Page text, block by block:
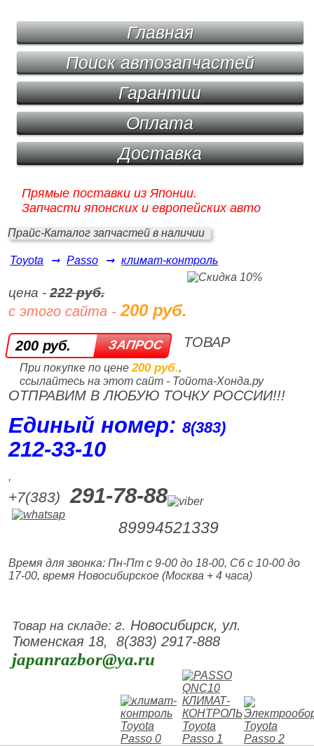
Главная
Поиск автозапчастей
Гарантии
Оплата
Доставка
Прямые поставки из Японии.
Запчасти японских и европейских авто
Прайс-Каталог запчастей в наличии
Toyota ➞ Passo ➞ климат-контроль
цена -222 руб.
с этого сайта -200 руб.
200 руб.
При покупке по цене 200 руб.,
ссылайтесь на этот сайт - Тойота-Хонда.ру
ТОВАР
ОТПРАВИМ В ЛЮБУЮ ТОЧКУ РОССИИ!!!
Единый номер:8(383)
212‑33‑10
,
+7(383) 291-78-88
89994521339
Время для звонка: Пн-Пт с 9-00 до 18-00, Сб с 10-00 до
17-00, время Новосибирское (Москва + 4 часа)
Товар на складе:г. Новосибирск, ул.
Тюменская 18, 8(383) 2917-888
japanrazbor@ya.ru